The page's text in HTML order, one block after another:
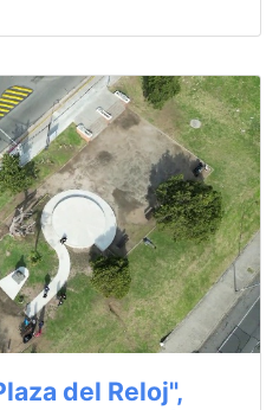
del Reloj",